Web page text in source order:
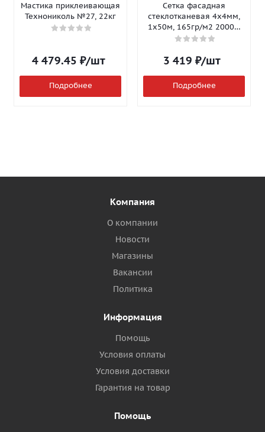
Мастика приклеивающая
Технониколь №27, 22кг
4 479.45 ₽/шт
Подробнее
Сетка фасадная
стеклотканевая 4х4мм,
1х50м, 165гр/м2 2000Н
Isomax-165
3 419 ₽/шт
Подробнее
Компания
О компании
Новости
Магазины
Вакансии
Политика
Информация
Помощь
Условия оплаты
Условия доставки
Гарантия на товар
Помощь